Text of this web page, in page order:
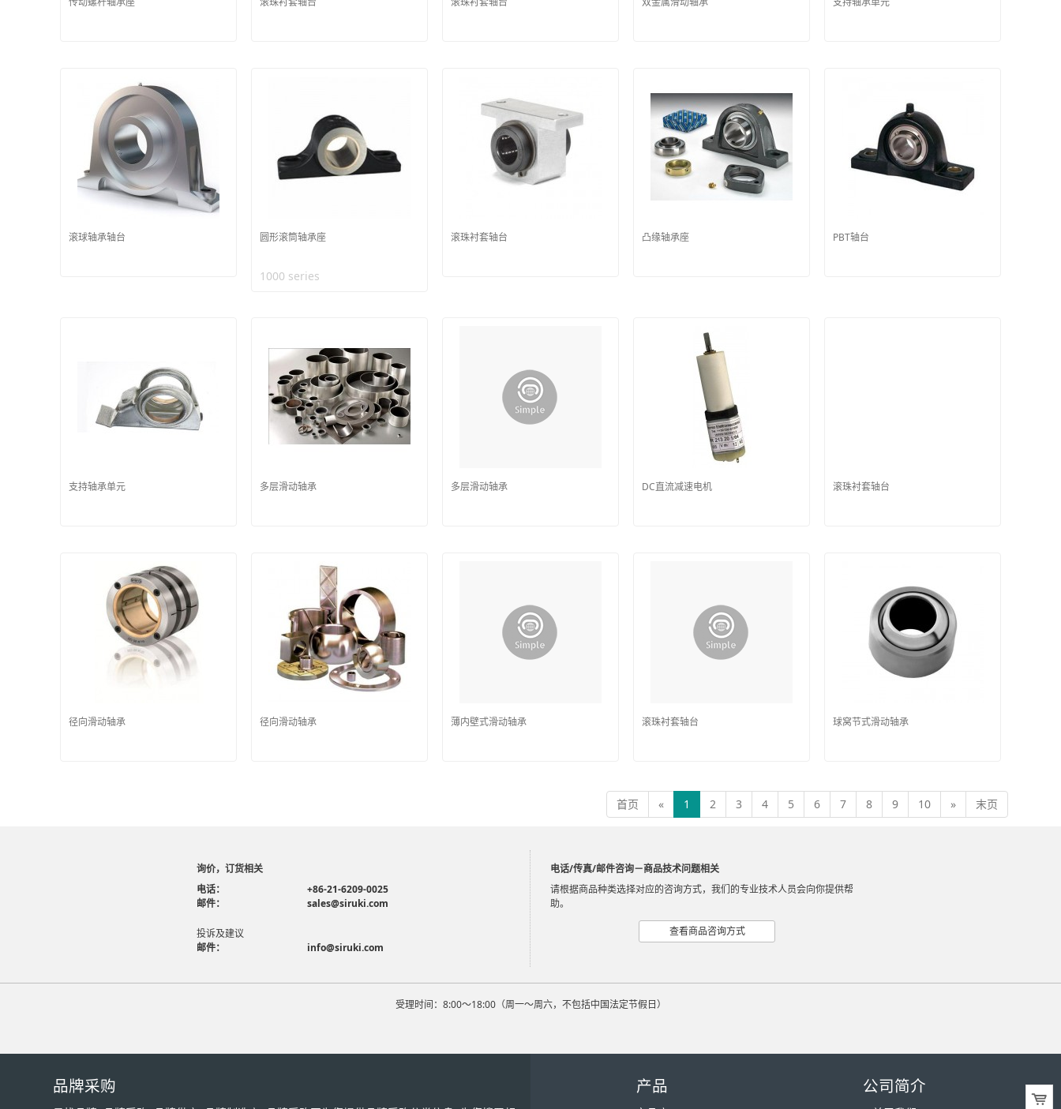
滚球轴承轴台 圆形滚筒轴承座
1000 series
滚珠衬套轴台 凸缘轴承座 PBT轴台
支持轴承单元 多层滑动轴承 多层滑动轴承 DC直流减速电机 滚珠衬套轴台
径向滑动轴承 径向滑动轴承 薄内壁式滑动轴承 滚珠衬套轴台 球窝节式滑动轴承
首页 « 1 2 3 4 5 6 7 8 9 10 » 末页
询价，订货相关
电话：
+86-21-6209-0025
邮件：
sales@siruki.com
投诉及建议
邮件：
info@siruki.com
电话/传真/邮件咨询－商品技术问题相关
请根据商品种类选择对应的咨询方式，我们的专业技术人员会向你提供帮
助。
查看商品咨询方式
受理时间：8:00～18:00（周一～周六，不包括中国法定节假日）
品牌采购 产品 公司简介